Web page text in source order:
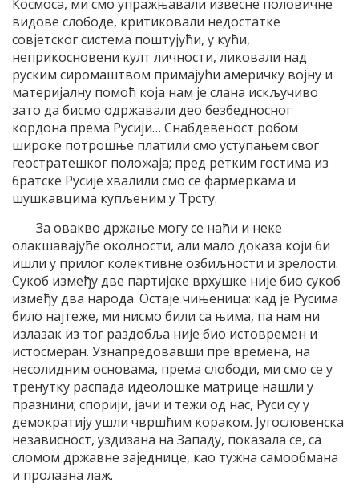
Космоса, ми смо упражњавали извесне половичне
видове слободе, критиковали недостатке
совјетског система поштујући, у кући,
неприкосновени култ личности, ликовали над
руским сиромаштвом примајући америчку војну и
материјалну помоћ која нам је слана искључиво
зато да бисмо одржавали део безбедносног
кордона према Русији… Снабдевеност робом
широке потрошње платили смо уступањем свог
геостратешког положаја; пред ретким гостима из
братске Русије хвалили смо се фармеркама и
шушкавцима купљеним у Трсту.
За овакво држање могу се наћи и неке
олакшавајуће околности, али мало доказа који би
ишли у прилог колективне озбиљности и зрелости.
Сукоб између две партијске врхушке није био сукоб
између два народа. Остаје чињеница: кад је Русима
било најтеже, ми нисмо били са њима, па нам ни
излазак из тог раздобља није био истовремен и
истосмеран. Узнапредовавши пре времена, на
несолидним основама, према слободи, ми смо се у
тренутку распада идеолошке матрице нашли у
празнини; спорији, јачи и тежи од нас, Руси су у
демократију ушли чвршћим кораком. Југословенска
независност, уздизана на Западу, показала се, са
сломом државне заједнице, као тужна самообмана
и пролазна лаж.